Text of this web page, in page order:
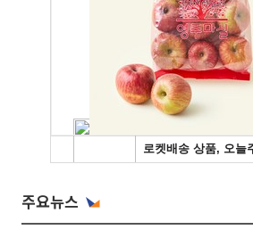
주요뉴스